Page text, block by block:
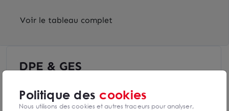
Voir le tableau complet
DPE & GES
Politique des cookies
Nous utilisons des cookies et autres traceurs pour analyser,